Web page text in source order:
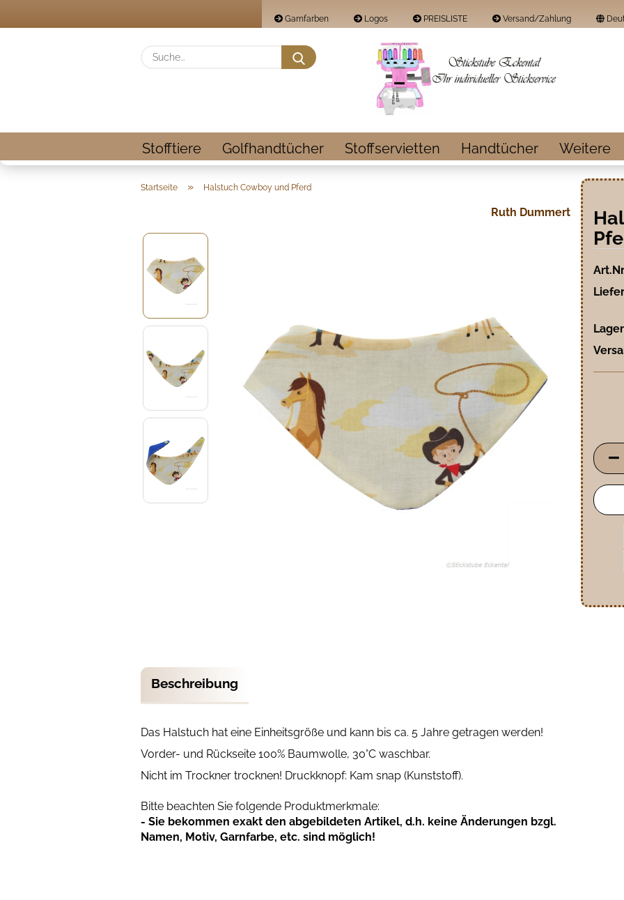
Garnfarben Logos PREISLISTE Versand/Zahlung
Passwort
Konto erstellen
Passwort
Suche...
Stofftiere Golfhandtücher Stoffservietten Handtücher Weitere
Startseite » Halstuch Cowboy und Pferd
Ruth Dummert
Beschreibung
Das Halstuch hat eine Einheitsgröße und kann bis ca. 5 Jahre getragen werden!
Vorder- und Rückseite 100% Baumwolle, 30°C waschbar.
Nicht im Trockner trocknen! Druckknopf: Kam snap (Kunststoff).
Bitte beachten Sie folgende Produktmerkmale:
- Sie bekommen exakt den abgebildeten Artikel, d.h. keine Änderungen bzgl.
Namen, Motiv, Garnfarbe, etc. sind möglich!